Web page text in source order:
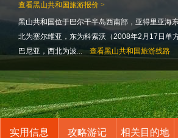
查看黑山共和国旅游报价 >
黑山共和国位于巴尔干半岛西南部，亚得里亚海
北为塞尔维亚，东为科索沃（2008年2月17日单
巴尼亚，西北为波...
查看黑山共和国旅游线路
实用信息 攻略游记 相关目的地